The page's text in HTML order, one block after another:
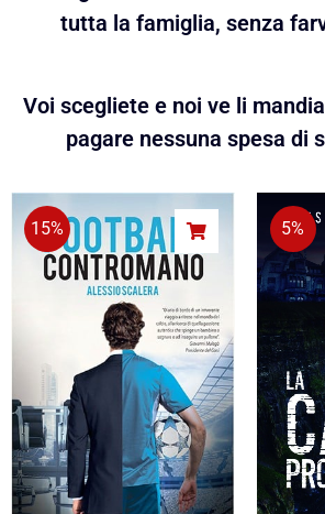
tutta la famiglia, senza
Voi scegliete e noi ve li
pagare nessuna spesa di
15% 5%